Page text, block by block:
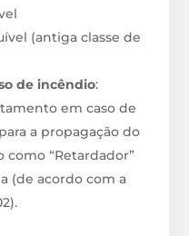
(antiga classe de
de incêndio:
em caso de
a propagação do
como “Retardador”
(de acordo com a